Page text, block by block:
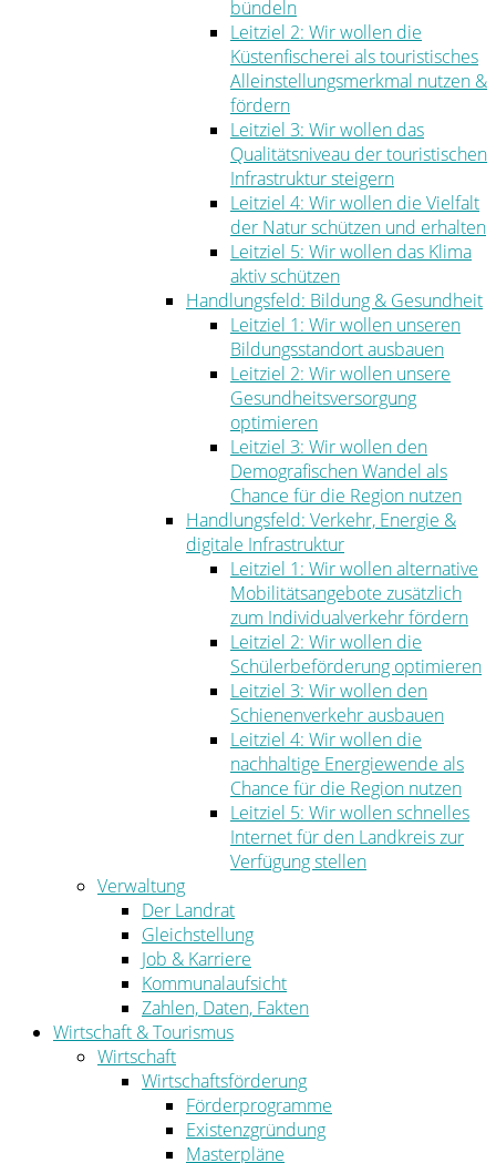
bündeln
Leitziel 2: Wir wollen die
Küstenfischerei als touristisches
Alleinstellungsmerkmal nutzen &
fördern
Leitziel 3: Wir wollen das
Qualitätsniveau der touristischen
Infrastruktur steigern
Leitziel 4: Wir wollen die Vielfalt
der Natur schützen und erhalten
Leitziel 5: Wir wollen das Klima
aktiv schützen
Handlungsfeld: Bildung & Gesundheit
Leitziel 1: Wir wollen unseren
Bildungsstandort ausbauen
Leitziel 2: Wir wollen unsere
Gesundheitsversorgung
optimieren
Leitziel 3: Wir wollen den
Demografischen Wandel als
Chance für die Region nutzen
Handlungsfeld: Verkehr, Energie &
digitale Infrastruktur
Leitziel 1: Wir wollen alternative
Mobilitätsangebote zusätzlich
zum Individualverkehr fördern
Leitziel 2: Wir wollen die
Schülerbeförderung optimieren
Leitziel 3: Wir wollen den
Schienenverkehr ausbauen
Leitziel 4: Wir wollen die
nachhaltige Energiewende als
Chance für die Region nutzen
Leitziel 5: Wir wollen schnelles
Internet für den Landkreis zur
Verfügung stellen
Verwaltung
Der Landrat
Gleichstellung
Job & Karriere
Kommunalaufsicht
Zahlen, Daten, Fakten
Wirtschaft & Tourismus
Wirtschaft
Wirtschaftsförderung
Förderprogramme
Existenzgründung
Masterpläne